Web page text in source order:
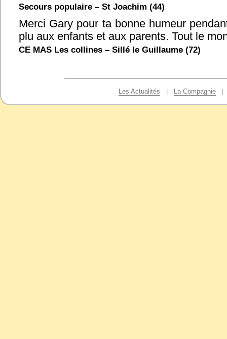
Secours populaire – St Joachim (44)
Merci Gary pour ta bonne humeur
plu aux enfants et aux parents. Tout le
CE MAS Les collines – Sillé le Guillaume (72)
Les Actualités La Compagnie